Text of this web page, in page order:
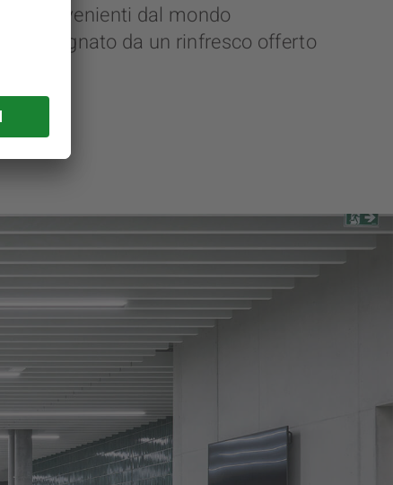
provenienti dal mondo
da un rinfresco offerto